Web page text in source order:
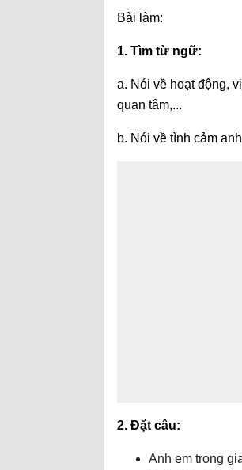
Bài làm:
1. Tìm từ ngữ:
a. Nói về hoạt động,
quan tâm,...
b. Nói về tình cảm
2. Đặt câu:
Anh em trong